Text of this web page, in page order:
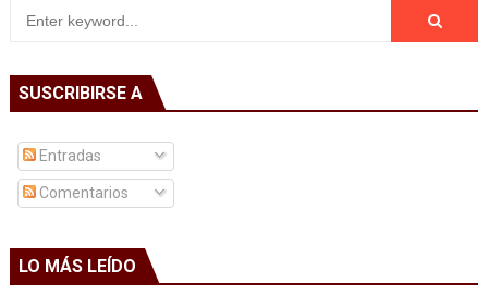
SUSCRIBIRSE A
Entradas
Comentarios
LO MÁS LEÍDO